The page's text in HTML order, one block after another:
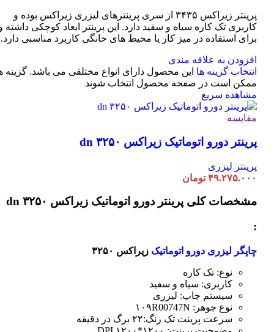
پرینتر زیراکس ۳۴۳۵ از سری پرینترهای لیزری زیراکس بوده و
کاربری تک کاره سیاه و سفید دارد. این پرینتر ابعاد کوچکی داشته
برای استفاده در میز کار یا محیط های خانگی کاربرد مناسبی دارد.
افزودن به علاقه مندی
انتخاب گزینه ها این محصول دارای انواع مختلفی می باشد. گزینه
ممکن است در صفحه محصول انتخاب شوند
مشاهده سریع
مقایسه
پرینتر دورو اتوماتیک زیراکس dn ۳۲۵۰
پرینتر لیزری
۴۹.۲۷۵.۰۰۰ تومان
مشخصات کلی پرینتر دورو اتوماتیک زیراکس dn ۳۲۵۰
:
چاپگر لیزری دورو اتوماتیک زیراکس ۳۲۵۰
نوع: تک کاره
کاربری: سیاه و سفید
سیستم چاپ: لیزری
نوع جوهر: ۱۰۹R00747N
سرعت پرینت تک رنگ:۲۲ برگ در دقیقه